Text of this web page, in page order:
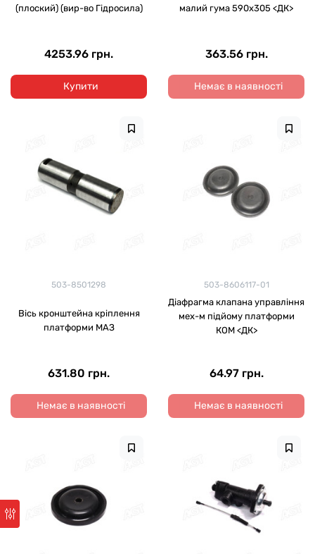
(плоский) (вир-во Гідросила)
4253.96 грн.
Купити
малий гума 590х305 <ДК>
363.56 грн.
Немає в наявності
503-8501298
Вісь кронштейна кріплення
платформи МАЗ
631.80 грн.
Немає в наявності
503-8606117-01
Діафрагма клапана управління
мех-м підйому платформи
КОМ <ДК>
64.97 грн.
Немає в наявності